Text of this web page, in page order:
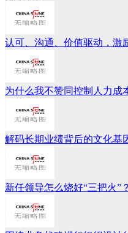
认可、沟通、价值驱动，激
为什么我不赞同控制人力成
解码长期业绩背后的文化基
新任领导怎么烧好“三把火”？